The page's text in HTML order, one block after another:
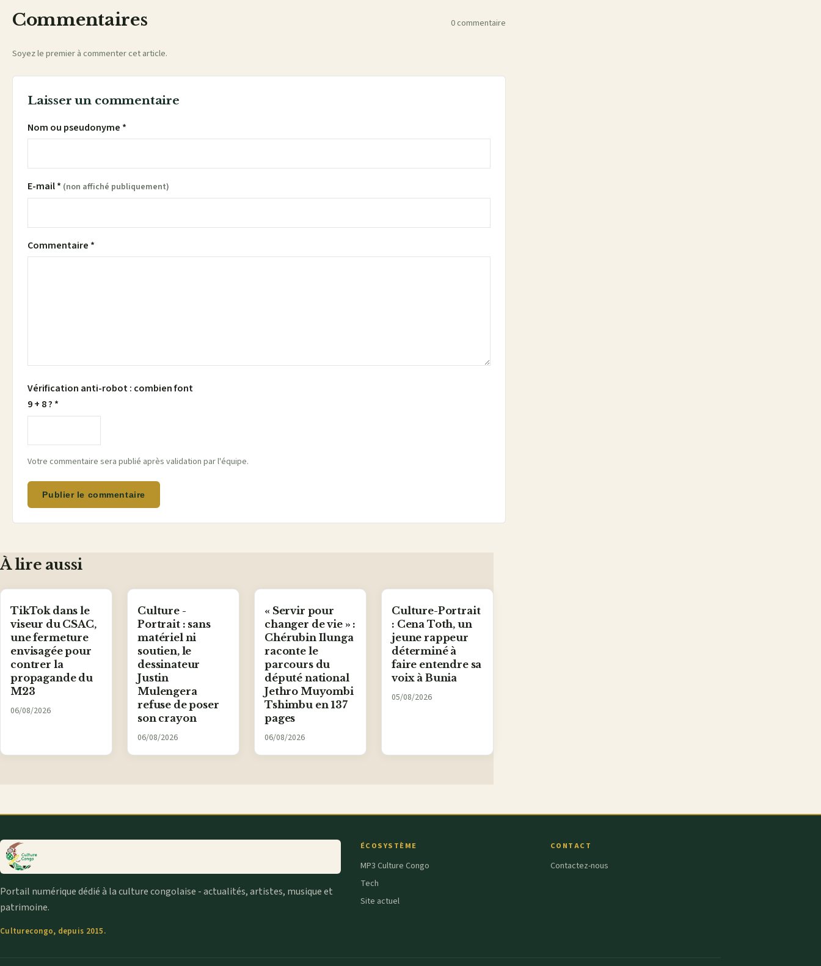
Commentaires 0 commentaire
Soyez le premier à commenter cet article.
Laisser un commentaire
Nom ou pseudonyme *
E-mail * (non affiché publiquement)
Commentaire *
Vérification anti-robot : combien font
9 + 8 ? *
Votre commentaire sera publié après validation par l'équipe.
Publier le commentaire
À lire aussi
TikTok dans le
viseur du CSAC,
une fermeture
envisagée pour
contrer la
propagande du
M23
06/08/2026
Culture -
Portrait : sans
matériel ni
soutien, le
dessinateur
Justin
Mulengera
refuse de poser
son crayon
06/08/2026
« Servir pour
changer de vie » :
Chérubin Ilunga
raconte le
parcours du
député national
Jethro Muyombi
Tshimbu en 137
pages
06/08/2026
Culture-Portrait
: Cena Toth, un
jeune rappeur
déterminé à
faire entendre sa
voix à Bunia
05/08/2026
Portail numérique dédié à la culture congolaise - actualités, artistes, musique et
patrimoine.
Culturecongo, depuis 2015.
ÉCOSYSTÈME
MP3 Culture Congo
Tech
Site actuel
CONTACT
Contactez-nous